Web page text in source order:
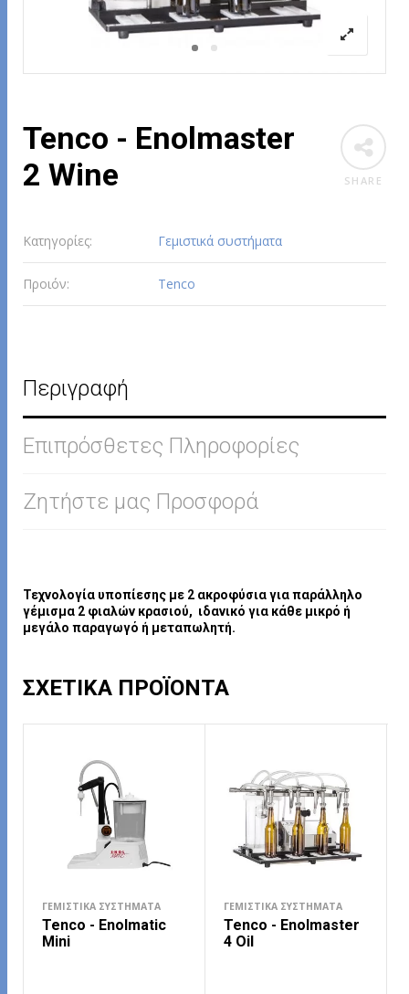
SHARE
Tenco - Enolmaster
2 Wine
Κατηγορίες: Γεμιστικά συστήματα
Προιόν: Tenco
Περιγραφή
Επιπρόσθετες Πληροφορίες
Ζητήστε μας Προσφορά
Τεχνολογία υποπίεσης με 2 ακροφύσια για παράλληλο
γέμισμα 2 φιαλών κρασιού, ιδανικό για κάθε μικρό ή
μεγάλο παραγωγό ή μεταπωλητή.
ΣΧΕΤΙΚΆ ΠΡΟΪΌΝΤΑ
ΓΕΜΙΣΤΙΚΆ ΣΥΣΤΉΜΑΤΑ
Tenco - Enolmatic
Mini
ΓΕΜΙΣΤΙΚΆ ΣΥΣΤΉΜΑΤΑ
Tenco - Enolmaster
4 Oil